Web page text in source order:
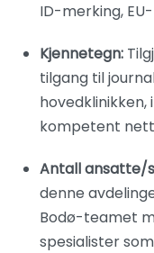
ID-merking,
Kjennetegn:
tilgang til
kompetent
Antall ansatte/
denne
Bodø-teamet
spesialister